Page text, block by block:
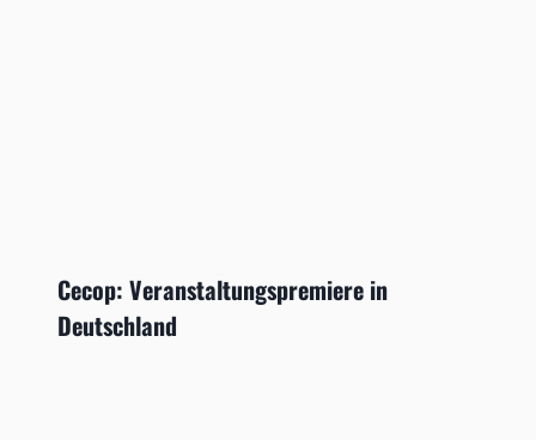
Cecop: Veranstaltungspremiere in
Deutschland